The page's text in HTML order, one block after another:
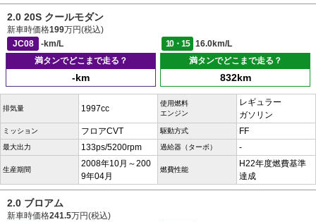
2.0 20S クールモダン
新車時価格199万円(税込)
JC08
-km/L 10・15
16.0km/L
満タンでどこまで走る？
-km
満タンでどこまで走る？
832km
排気量 1997cc
使用燃料
エンジン
レギュラー
ガソリン
ミッション フロアCVT 駆動方式 FF
最大出力 133ps/5200rpm 過給器（ターボ） -
生産期間
2008年10月～200
9年04月
燃費性能
H22年度燃費基準
達成
2.0 ブロアム
新車時価格241.5万円(税込)